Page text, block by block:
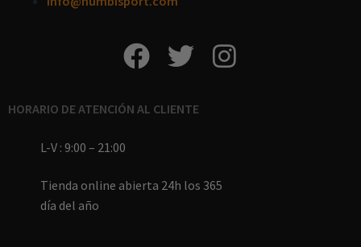
HORARIO DE ATENCIÓN AL CLIENTE
L-V : 9:00 – 21:00
Tienda online abierta 24h los 365
día del año